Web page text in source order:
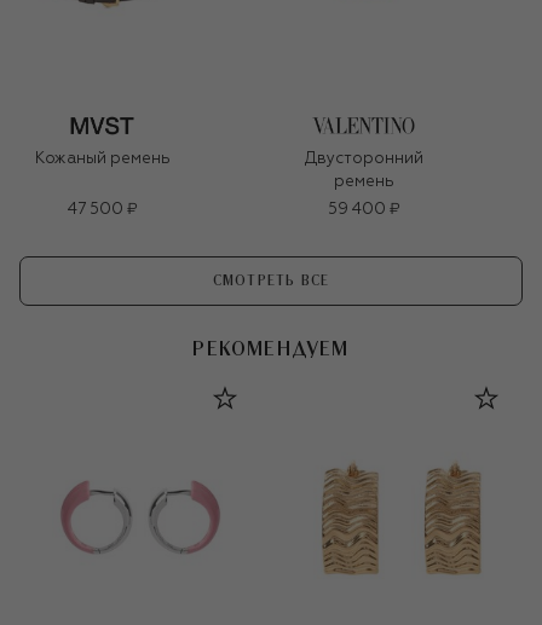
Кожаный ремень
47 500 ₽
Двусторонний
ремень
59 400 ₽
СМОТРЕТЬ ВСЕ
РЕКОМЕНДУЕМ